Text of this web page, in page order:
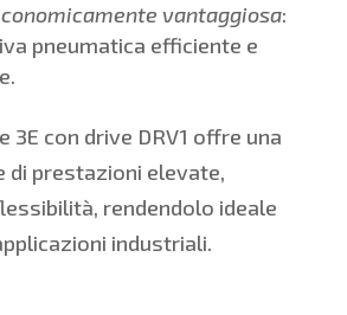
vantaggiosa:
pneumatica efficiente e
3E con drive DRV1 offre una
di prestazioni elevate,
rendendolo ideale
industriali.